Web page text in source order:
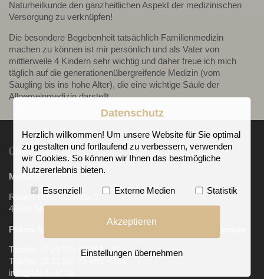
Naturheilkunde den ganzheitlichen Aspekt der medizinischen
Versorgung zu verknüpfen!
Die besondere Begebenheit tatsächlich Familienmedizin
machen zu können ist mir persönlich und als Vater von
mittlerweile 4 Kindern sehr wichtig und daher freue ich mich
täglich auf die generationenübergreifende Medizin (vom
Säugling bis ins hohe Alter), die eine wichtige Säule der
Allgemeinmedizin darstellt.
ÜBER UNS
MedicM
Robert-Bosch-Straße 9
40668 Meerbusch
Praxis für Allgemeinmedizin, Sportmedizin, Chirotherapie
Telefon: (0 21 50) 79 499 – 0
Telefax: (0 21 50) 79 499 – 101
info@MedicM.de
Datenschutz
Herzlich willkommen! Um unsere Website für Sie optimal
zu gestalten und fortlaufend zu verbessern, verwenden
wir Cookies. So können wir Ihnen das bestmögliche
Nutzererlebnis bieten.
Essenziell Externe Medien Statistik
Akzeptieren
Einstellungen übernehmen